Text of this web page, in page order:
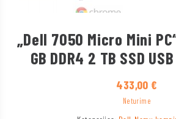
„Dell 7050 Micro Mini
GB DDR4 2 TB SSD
433,00€
Neturime